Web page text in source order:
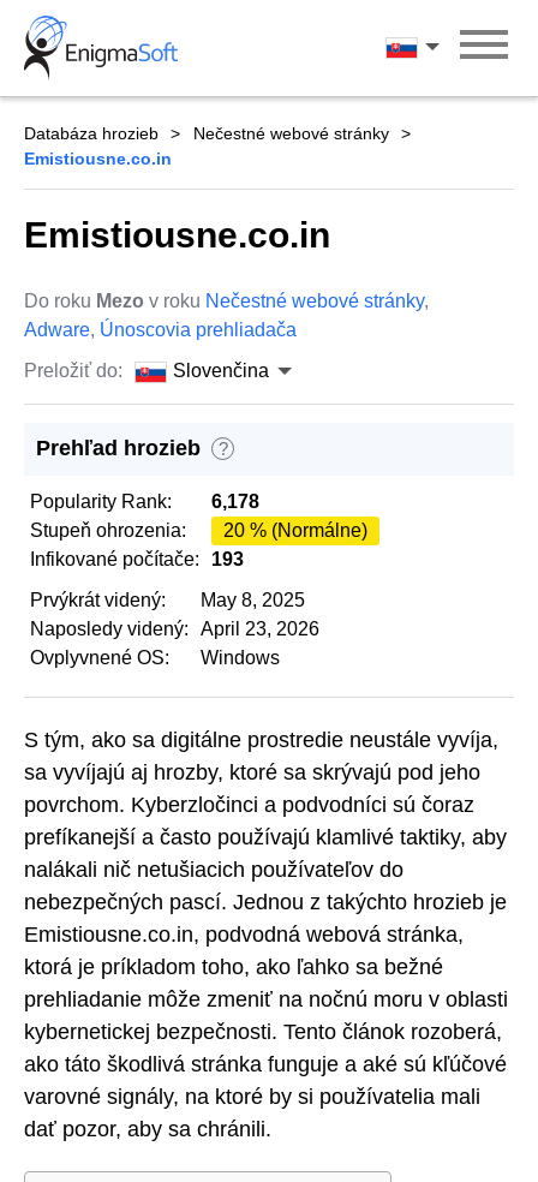
Skip
content
Slovenčina
Databáza hrozieb
Nečestné webové stránky
Emistiousne.co.in
Emistiousne.co.in
Do roku Mezo v roku Nečestné webové stránky,
Adware, Únoscovia prehliadača
Preložiť do:
Slovenčina
Prehľad hrozieb ?
Popularity Rank:
6,178
Stupeň ohrozenia:
20 % (Normálne)
Infikované počítače:
193
Prvýkrát videný:
May 8, 2025
Naposledy videný:
April 23, 2026
Ovplyvnené OS:
Windows
S tým, ako sa digitálne prostredie neustále vyvíja,
sa vyvíjajú aj hrozby, ktoré sa skrývajú pod jeho
povrchom. Kyberzločinci a podvodníci sú čoraz
prefíkanejší a často používajú klamlivé taktiky, aby
nalákali nič netušiacich používateľov do
nebezpečných pascí. Jednou z takýchto hrozieb je
Emistiousne.co.in, podvodná webová stránka,
ktorá je príkladom toho, ako ľahko sa bežné
prehliadanie môže zmeniť na nočnú moru v oblasti
kybernetickej bezpečnosti. Tento článok rozoberá,
ako táto škodlivá stránka funguje a aké sú kľúčové
varovné signály, na ktoré by si používatelia mali
dať pozor, aby sa chránili.